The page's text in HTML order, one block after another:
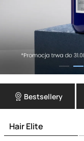
Bestsellery
Hair Elite